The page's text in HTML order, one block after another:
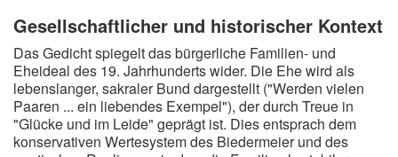
Gesellschaftlicher und historischer Kontext
Das Gedicht spiegelt das bürgerliche Familien- und
Eheideal des 19. Jahrhunderts wider. Die Ehe wird als
lebenslanger, sakraler Bund dargestellt ("Werden vielen
Paaren ... ein liebendes Exempel"), der durch Treue in
"Glücke und im Leide" geprägt ist. Dies entsprach dem
konservativen Wertesystem des Biedermeier und des